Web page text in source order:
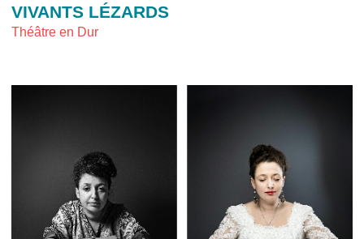
VIVANTS LÉZARDS
Théâtre en Dur